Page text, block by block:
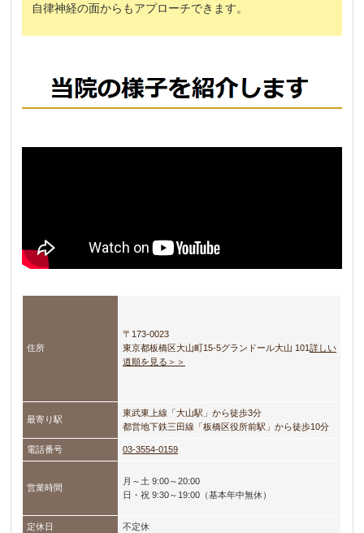
自律神経の面からもアプローチできます。
住所
〒173-0023
東京都板橋区大山町15-5グランドール大山 101詳しい
道順を見る＞＞
最寄り駅
東武東上線「大山駅」から徒歩3分
都営地下鉄三田線「板橋区役所前駅」から徒歩10分
電話番号 03-3554-0159
営業時間
月～土 9:00～20:00
日・祝 9:30～19:00（基本年中無休）
定休日 不定休